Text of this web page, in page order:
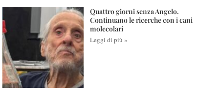
Quattro giorni senza Angelo.
Continuano le ricerche con i cani
molecolari
Leggi di più »